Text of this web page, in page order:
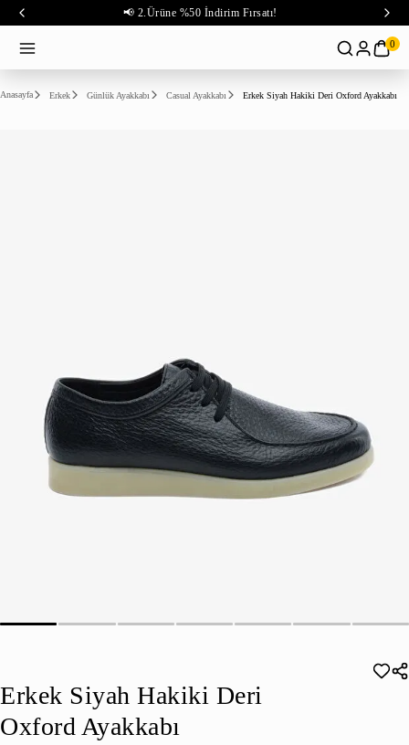
📢 2.Ürüne %50 İndirim Fırsatı!
0
Anasayfa Erkek Günlük Ayakkabı Casual Ayakkabı Erkek Siyah Hakiki Deri Oxford Ayakkabı
Erkek Siyah Hakiki Deri
Oxford Ayakkabı